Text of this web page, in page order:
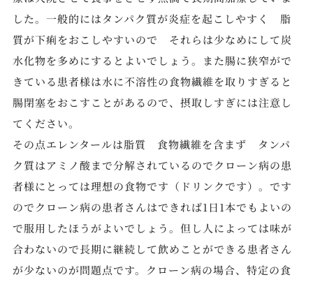
した。一般的にはタンパク質が炎症を起こしやすく 脂
質が下痢をおこしやすいので それらは少なめにして炭
水化物を多めにするとよいでしょう。また腸に狭窄がで
きている患者様は水に不溶性の食物繊維を取りすぎると
腸閉塞をおこすことがあるので、摂取しすぎには注意し
てください。
その点エレンタールは脂質 食物繊維を含まず タンパ
ク質はアミノ酸まで分解されているのでクローン病の患
者様にとっては理想の食物です（ドリンクです）。です
のでクローン病の患者さんはできれば1日1本でもよいの
で服用したほうがよいでしょう。但し人によっては味が
合わないので長期に継続して飲めことができる患者さん
が少ないのが問題点です。クローン病の場合、特定の食